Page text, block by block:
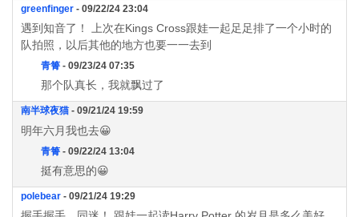
greenfinger - 09/22/24 23:04
遇到知音了！ 上次在Kings Cross跟娃一起足足排了一个小时的
队拍照，以后其他的地方也要一一去到
青箐 - 09/23/24 07:35
那个队真长，我就飘过了
南半球夜猫 - 09/21/24 19:59
明年六月我也去😀
青箐 - 09/22/24 13:04
挺有意思的😀
polebear - 09/21/24 19:29